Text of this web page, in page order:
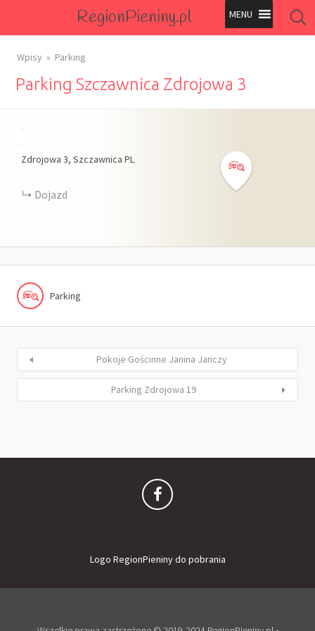
RegionPieniny.pl
Polecane Przez Nas
Wszystkie Obiekty
Wpisy Parking
Parking Szczawnica Zdrojowa 3
Zdrojowa 3 Szczawnica PL
Dojazd
Parking
Pokoje Gościnne Janina Janczy
Parking Zdrojowa 19
Logo RegionPieniny do pobrania